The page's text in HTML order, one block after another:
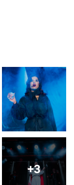
+3